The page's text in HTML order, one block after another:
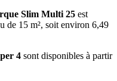
Slim Multi 25 est
de 15 m², soit environ 6,49
4 sont disponibles à partir